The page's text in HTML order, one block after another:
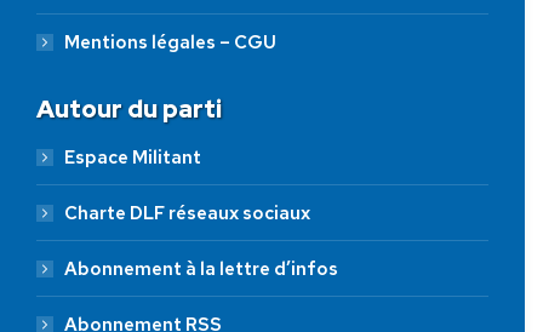
Mentions légales – CGU
Autour du parti
Espace Militant
Charte DLF réseaux sociaux
Abonnement à la lettre d’infos
Abonnement RSS